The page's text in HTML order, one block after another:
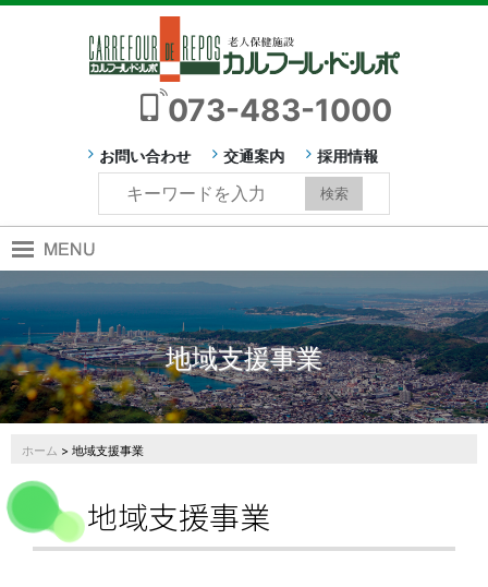
073-483-1000
お問い合わせ 交通案内 採用情報
地域支援事業
ホーム > 地域支援事業
地域支援事業